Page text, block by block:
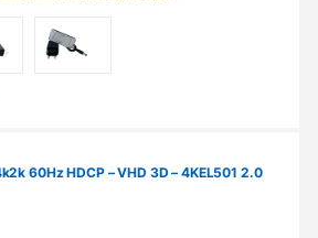
60Hz HDCP – VHD 3D – 4KEL501 2.0